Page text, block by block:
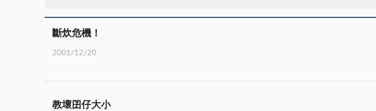
斷炊危機！
2001/12/20
教壞囝仔大小